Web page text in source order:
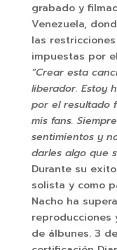
grabado y
Venezuela,
las
impuestas por
“Crear esta
liberador. Estoy
por el resultado
mis fans.
sentimientos y
darles algo que
Durante su
solista y como
Nacho ha
reproducciones
de álbunes. 3